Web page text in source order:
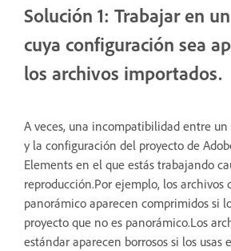
Solución 1: Trabajar en
cuya configuración sea
los archivos importados.
A veces, una incompatibilidad entre
y la configuración del proyecto de
Elements en el que estás trabajando
reproducción.Por ejemplo, los archivos
panorámico aparecen comprimidos si
proyecto que no es panorámico.Los
estándar aparecen borrosos si los usas